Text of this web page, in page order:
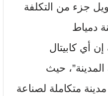
جزء من التكلفة
دمياط
أي كابيتال
حيث
متكاملة لصناعة